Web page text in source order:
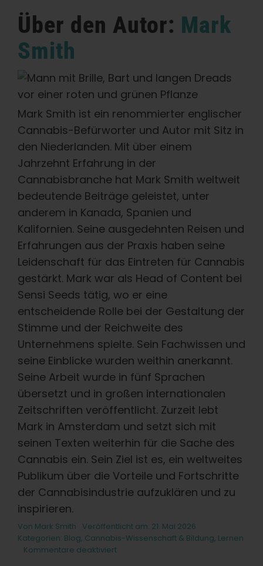
Über den Autor: Mark
Smith
Mark Smith ist ein renommierter englischer
Cannabis-Befürworter und Autor mit Sitz in
den Niederlanden. Mit über einem
Jahrzehnt Erfahrung in der
Cannabisbranche hat Mark Smith weltweit
bedeutende Beiträge geleistet, unter
anderem in Kanada, Spanien und
Kalifornien. Seine ausgedehnten Reisen und
Erfahrungen aus der Praxis haben seine
Leidenschaft für das Eintreten für Cannabis
gestärkt. Mark war als Head of Content bei
Sensi Seeds tätig, wo er eine
entscheidende Rolle bei der Gestaltung der
Stimme und der Reichweite des
Unternehmens spielte. Sein Fachwissen und
seine Einblicke wurden weithin anerkannt.
Seine Arbeit wurde in fünf Sprachen
übersetzt und in großen internationalen
Zeitschriften veröffentlicht. Zurzeit lebt
Mark in Amsterdam und setzt sich mit
seinen Texten weiterhin für die Sache des
Cannabis ein. Sein Ziel ist es, ein weltweites
Publikum über die Vorteile und Fortschritte
der Cannabisindustrie aufzuklären und zu
inspirieren.
Von Mark Smith
Veröffentlicht am: 21. Mai 2026
Kategorien: Blog, Cannabis-Wissenschaft & Bildung, Lernen
Kommentare deaktiviertfür